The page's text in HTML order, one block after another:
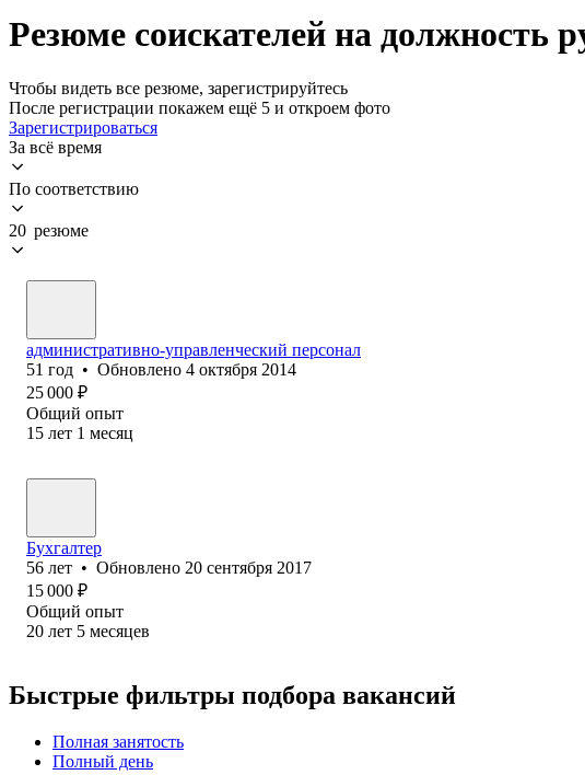
Резюме соискателей на должность
Чтобы видеть все резюме, зарегистрируйтесь
После регистрации покажем ещё 5 и откроем фото
Зарегистрироваться
За всё время
По соответствию
20 резюме
административно-управленческий персонал
51 год • Обновлено 4 октября 2014
25 000 ₽
Общий опыт
15 лет 1 месяц
Бухгалтер
56 лет • Обновлено 20 сентября 2017
15 000 ₽
Общий опыт
20 лет 5 месяцев
Быстрые фильтры подбора вакансий
Полная занятость
Полный день